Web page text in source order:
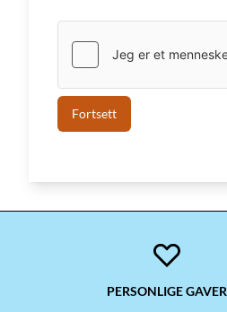
Fortsett
PERSONLIGE GAVER